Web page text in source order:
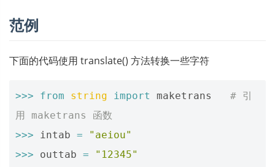
范例
下面的代码使用 translate() 方法转换一些字符
>>> from string import maketrans
# 引
用 maketrans 函数
>>>
intab =
"aeiou"
>>>
outtab =
"12345"